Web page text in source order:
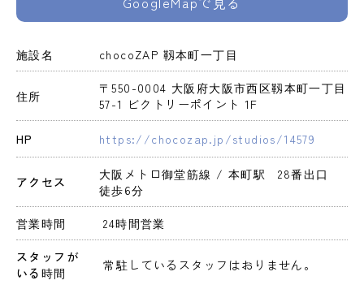
施設名 chocoZAP 靱本町一丁目
住所
〒550-0004 大阪府大阪市西区靱本町一丁目
57-1 ビクトリーポイント 1F
HP https://chocozap.jp/studios/14579
アクセス
大阪メトロ御堂筋線 / 本町駅　28番出口
徒歩6分
営業時間 24時間営業
スタッフが
いる時間
常駐しているスタッフはおりません。